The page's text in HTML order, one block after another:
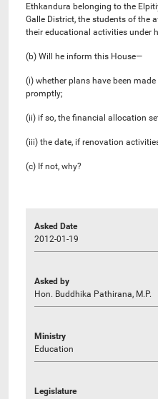
Ethkandura belonging to the
Galle District, the students of the
their educational activities under
(b) Will he inform this House—
(i) whether plans have been
promptly;
(ii) if so, the financial allocation
(iii) the date, if renovation
(c) If not, why?
Asked Date
2012-01-19
Asked by
Hon. Buddhika Pathirana, M.P.
Ministry
Education
Legislature